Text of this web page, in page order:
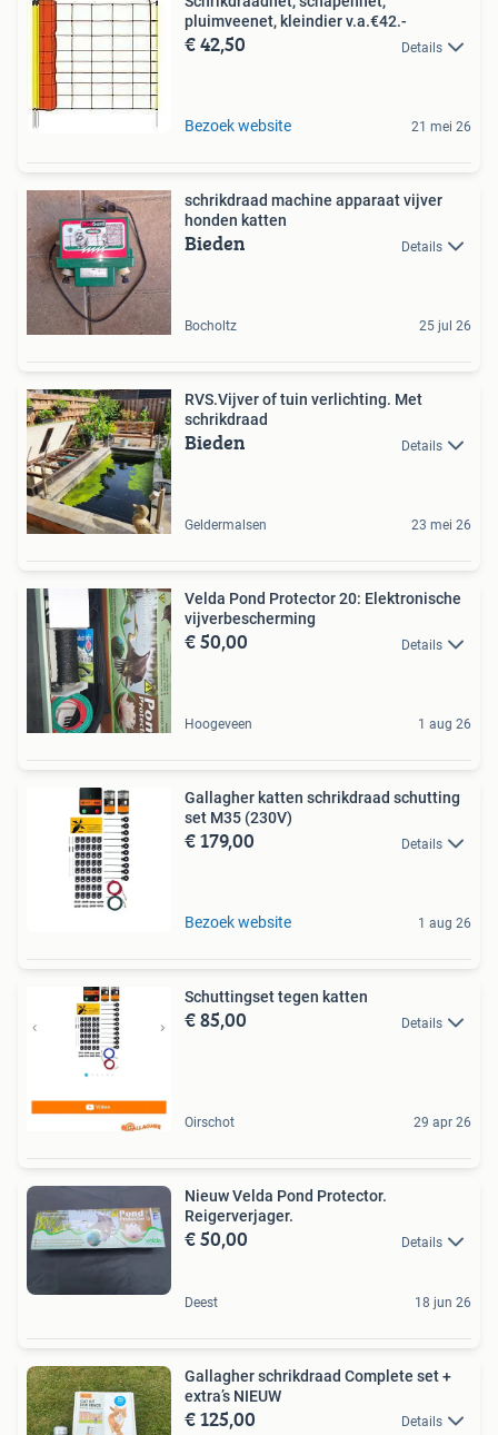
pluimveenet, kleindier v.a.€42.-
€ 42,50 Details
Bezoek website 21 mei 26
schrikdraad machine apparaat vijver
honden katten
Bieden Details
Bocholtz 25 jul 26
RVS.Vijver of tuin verlichting. Met
schrikdraad
Bieden Details
Geldermalsen 23 mei 26
Velda Pond Protector 20: Elektronische
vijverbescherming
€ 50,00 Details
Hoogeveen 1 aug 26
Gallagher katten schrikdraad schutting
set M35 (230V)
€ 179,00 Details
Bezoek website 1 aug 26
Schuttingset tegen katten
€ 85,00 Details
Oirschot 29 apr 26
Nieuw Velda Pond Protector.
Reigerverjager.
€ 50,00 Details
Deest 18 jun 26
Gallagher schrikdraad Complete set +
extra’s NIEUW
€ 125,00 Details